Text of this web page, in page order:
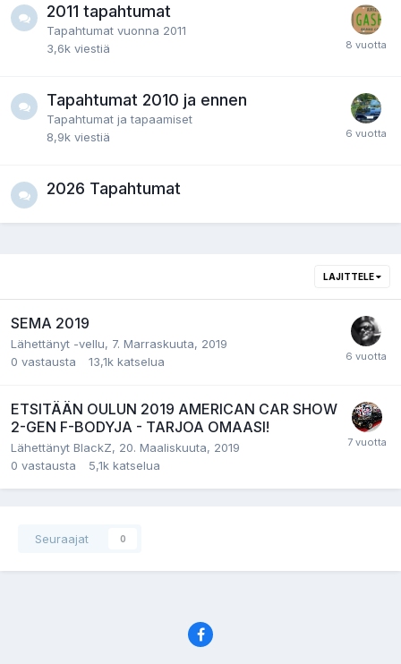
2011 tapahtumat
Tapahtumat vuonna 2011
3,6k viestiä
Tapahtumat 2010 ja ennen
Tapahtumat ja tapaamiset
8,9k viestiä
2026 Tapahtumat
LAJITTELE
SEMA 2019
Lähettänyt -vellu, 7. Marraskuuta, 2019
0 vastausta 13,1k katselua
ETSITÄÄN OULUN 2019 AMERICAN CAR SHOW
2-GEN F-BODYJA - TARJOA OMAASI!
Lähettänyt BlackZ, 20. Maaliskuuta, 2019
0 vastausta 5,1k katselua
Seuraajat 0